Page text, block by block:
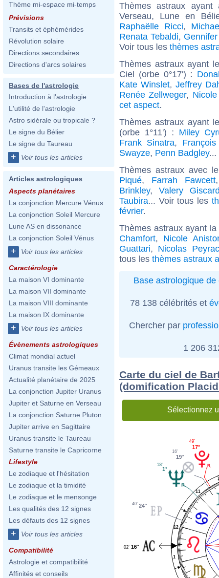
Thème mi-espace mi-temps
Prévisions
Transits et éphémérides
Révolution solaire
Directions secondaires
Directions d'arcs solaires
Bases de l'astrologie
Introduction à l'astrologie
L'utilité de l'astrologie
Astro sidérale ou tropicale ?
Le signe du Bélier
Le signe du Taureau
+ Voir tous les articles
Articles astrologiques
Aspects planétaires
La conjonction Mercure Vénus
La conjonction Soleil Mercure
Lune AS en dissonance
La conjonction Soleil Vénus
+ Voir tous les articles
Caractérologie
La maison VI dominante
La maison VII dominante
La maison VIII dominante
La maison IX dominante
+ Voir tous les articles
Évènements astrologiques
Climat mondial actuel
Uranus transite les Gémeaux
Actualité planétaire de 2025
La conjonction Jupiter Uranus
Jupiter et Saturne en Verseau
La conjonction Saturne Pluton
Jupiter arrive en Sagittaire
Uranus transite le Taureau
Saturne transite le Capricorne
Lifestyle
Le zodiaque et l'hésitation
Le zodiaque et la timidité
Le zodiaque et le mensonge
Les qualités des 12 signes
Les défauts des 12 signes
+ Voir tous les articles
Compatibilité
Astrologie et compatibilité
Affinités et conseils
Thèmes astraux
Verseau, Lune en
Raphaëlle Ricci,
Renata Tebaldi,
Voir tous les thèmes
Thèmes astraux ayant
Ciel (orbe 0°17') :
Kate Winslet,Jeffrey
Renée Zellweger,
cet aspect.
Thèmes astraux ayant
(orbe 1°11') : Miley
Frank Sinatra,
Swayze, Penn Badgley...
Thèmes astraux avec
Piqué, Farrah Fawcett
Brinkley,Valery
Taubira... Voir tous les
février.
Thèmes astraux ayant
Chamfort, Nicole
Guattari, Nicolas Peyrac
tous les thèmes astraux
Base astrologique de
78 138 célébrités et
Chercher par
1 206
Carte du ciel de
(domification
Sélectionnez
1
11
12
17°
49'
19°
16'
1°
18'
24°
40'
16°
02'